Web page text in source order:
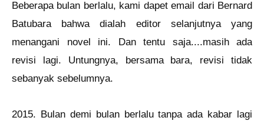
Beberapa bulan berlalu, kami dapet email dari Bernard
Batubara bahwa dialah editor selanjutnya yang
menangani novel ini. Dan tentu saja....masih ada
revisi lagi. Untungnya, bersama bara, revisi tidak
sebanyak sebelumnya.
2015. Bulan demi bulan berlalu tanpa ada kabar lagi